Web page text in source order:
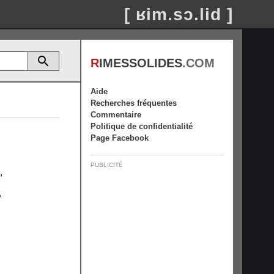
[ ʁim.sɔ.lid ]
,
RIMESSOLIDES.COM
Aide
Recherches fréquentes
Commentaire
Politique de confidentialité
Page Facebook
PUBLICITÉ